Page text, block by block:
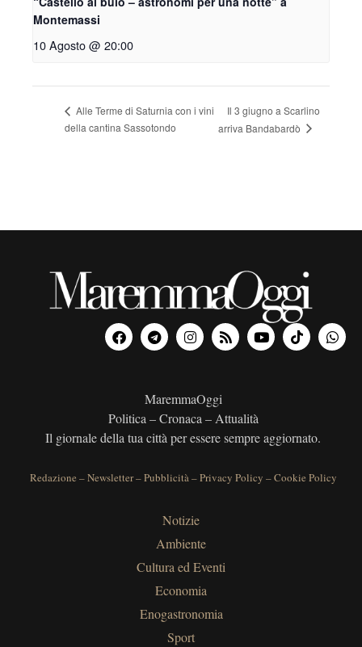
Montemassi
10 Agosto @ 20:00
Alle Terme di Saturnia con i vini
della cantina Sassotondo
Il 3 giugno a Scarlino
arriva Bandabardò
MaremmaOggi
Politica – Cronaca – Attualità
Il giornale della tua città per essere sempre aggiornato.
Redazione –Newsletter–Pubblicità–Privacy Policy –Cookie Policy
Notizie
Ambiente
Cultura ed Eventi
Economia
Enogastronomia
Sport